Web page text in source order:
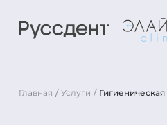
Главная Услуги